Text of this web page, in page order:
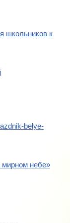
школьников к
belye-
мирном небе»